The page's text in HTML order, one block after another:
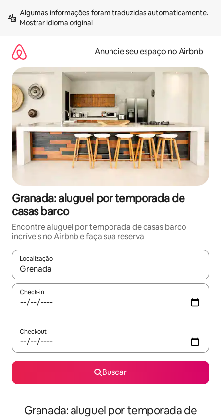
para
Mostrar idioma original
Anuncie seu espaço no Airbnb
Granada: aluguel por temporada de
casas barco
Encontre aluguel por temporada de casas barco
incríveis no Airbnb e faça sua reserva
Localização
Quando os resultados estiverem disponíveis, explore-os
Check-in
Checkout
Buscar
Granada: aluguel por temporada de